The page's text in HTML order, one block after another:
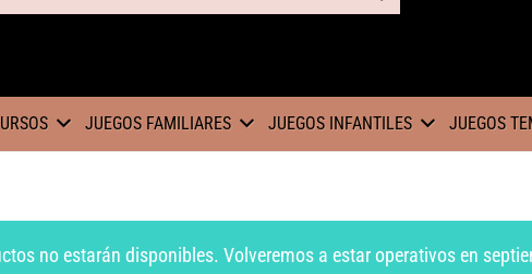
JUEGOS FAMILIARES JUEGOS INFANTILES JUEGOS
no estarán disponibles. Volveremos a estar operativos en